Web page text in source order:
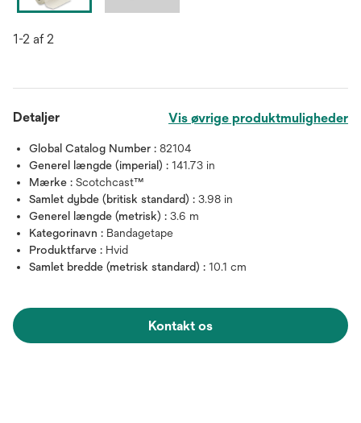
1-2 af 2
Detaljer Vis øvrige produktmuligheder
Global Catalog Number : 82104
Generel længde (imperial) : 141.73 in
Mærke : Scotchcast™
Samlet dybde (britisk standard) : 3.98 in
Generel længde (metrisk) : 3.6 m
Kategorinavn : Bandagetape
Produktfarve : Hvid
Samlet bredde (metrisk standard) : 10.1 cm
Kontakt os